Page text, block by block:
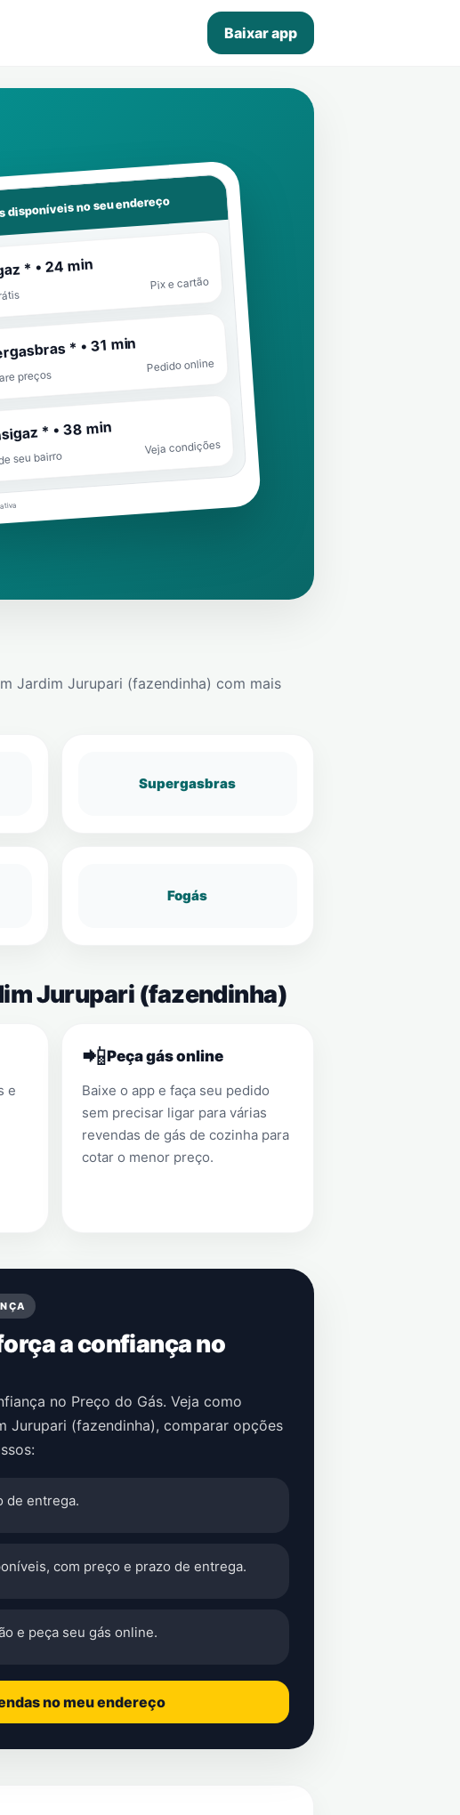
Baixar app
disponíveis no seu endereço
* • 24 min
Pix e cartão
* • 31 min
preços
Pedido online
* • 38 min
seu bairro
Veja condições
Jardim Jurupari (fazendinha) com mais
Supergasbras
Fogás
Jurupari (fazendinha)
e
📲Peça gás online
Baixe o app e faça seu pedido
sem precisar ligar para várias
revendas de gás de cozinha para
cotar o menor preço.
a confiança no
no Preço do Gás. Veja como
Jurupari (fazendinha), comparar opções
de entrega.
com preço e prazo de entrega.
e peça seu gás online.
no meu endereço